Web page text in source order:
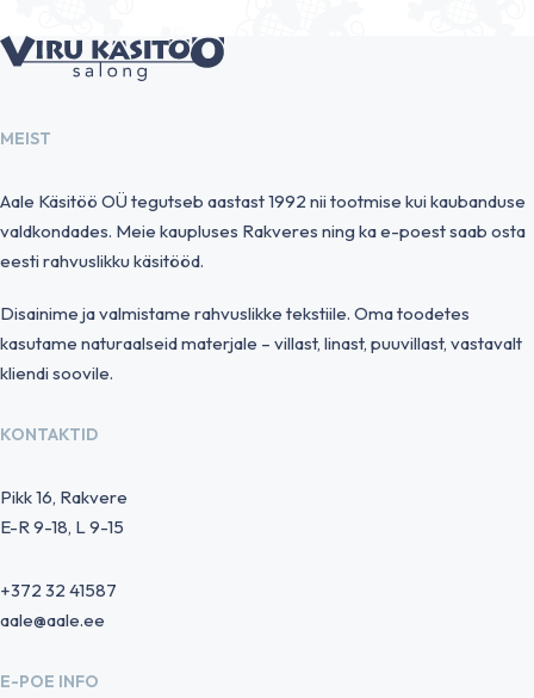
kuni
3.80 €
MEIST
Aale Käsitöö OÜ tegutseb aastast 1992 nii tootmise kui kaubanduse
valdkondades. Meie kaupluses Rakveres ning ka e-poest saab osta
eesti rahvuslikku käsitööd.
Disainime ja valmistame rahvuslikke tekstiile. Oma toodetes
kasutame naturaalseid materjale – villast, linast, puuvillast, vastavalt
kliendi soovile.
KONTAKTID
Pikk 16, Rakvere
E-R 9-18, L 9-15
+372 32 41587
aale@aale.ee
E-POE INFO